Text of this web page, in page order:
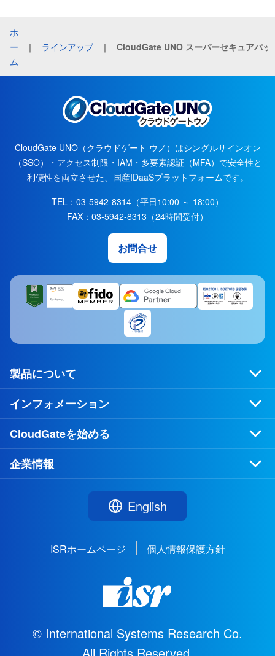
ホ
ー
ム
｜ ラインアップ ｜ CloudGate UNO スーパーセキュアパッ
CloudGate UNO（クラウドゲート ウノ）はシングルサインオン
（SSO）・アクセス制限・IAM・多要素認証（MFA）で安全性と
利便性を両立させた、国産IDaaSプラットフォームです。
TEL： 03-5942-8314 （平日10:00 ～ 18:00）
FAX： 03-5942-8313 （24時間受付）
お問合せ
製品について
インフォメーション
CloudGateを始める
企業情報
English
ISRホームページ 個人情報保護方針
© International Systems Research Co.